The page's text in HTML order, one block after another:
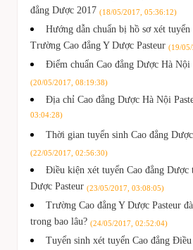
đẳng Dược 2017 (18/05/2017, 05:36:12)
Hướng dẫn chuẩn bị hồ sơ xét
Trường Cao đẳng Y Dược Pasteur (19/
Điểm chuẩn Cao đẳng Dược Hà Nội
(20/05/2017, 08:19:38)
Địa chỉ Cao đẳng Dược Hà Nội
03:04:28)
Thời gian tuyển sinh Cao đẳng
(22/05/2017, 02:56:30)
Điều kiện xét tuyển Cao đẳng Dược
Dược Pasteur (23/05/2017, 03:08:05)
Trường Cao đẳng Y Dược Pasteur
trong bao lâu? (24/05/2017, 02:52:04)
Tuyển sinh xét tuyển Cao đẳng